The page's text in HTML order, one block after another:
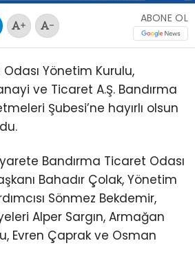
+ -
ABONE OL
Yönetim Kurulu,
ve Ticaret A.Ş. Bandırma
Şubesi’ne hayırlı olsun
Bandırma Ticaret Odası
Bahadır Çolak, Yönetim
Sönmez Bekdemir,
Alper Sargın, Armağan
Evren Çaprak ve Osman